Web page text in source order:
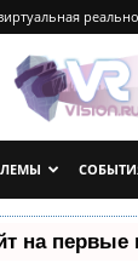
на первые